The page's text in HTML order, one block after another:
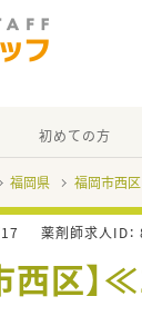
初めての方
福岡県 福岡市西区
薬剤師求人ID：
西区